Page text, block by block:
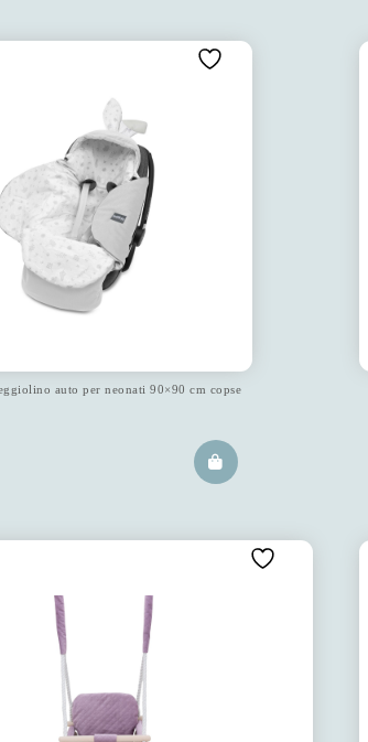
auto per neonati 90×90 cm copse